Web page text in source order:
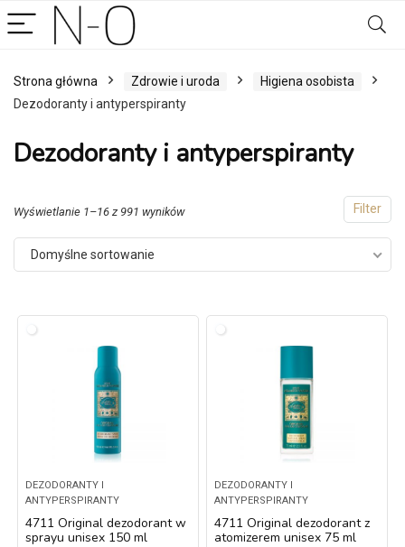
Strona główna Zdrowie i uroda
Higiena osobista
Dezodoranty i antyperspiranty
Dezodoranty i antyperspiranty
Filter
Wyświetlanie 1–16 z 991 wyników
Domyślne sortowanie
DEZODORANTY I
ANTYPERSPIRANTY
4711 Original dezodorant w
sprayu unisex 150 ml
DEZODORANTY I
ANTYPERSPIRANTY
4711 Original dezodorant z
atomizerem unisex 75 ml